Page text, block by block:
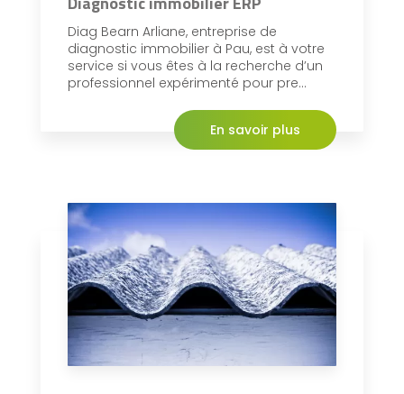
Diag Bearn Arliane, entreprise de
diagnostic immobilier à Pau, est à votre
service si vous êtes à la recherche d’un
professionnel expérimenté pour pre...
En savoir plus